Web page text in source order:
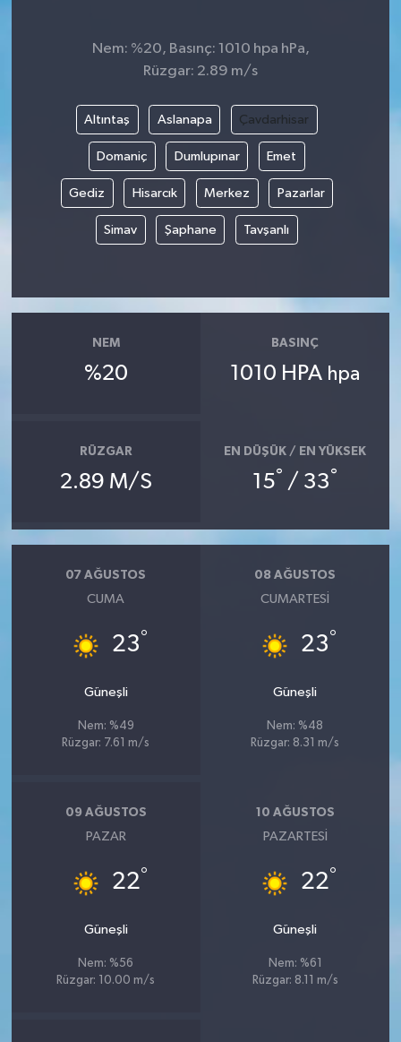
Nem: %20, Basınç: 1010 hpa hPa,
Rüzgar: 2.89 m/s
Altıntaş Aslanapa Çavdarhisar
Domaniç Dumlupınar Emet
Gediz Hisarcık Merkez Pazarlar
Simav Şaphane Tavşanlı
NEM
%20
BASINÇ
1010 HPA hpa
RÜZGAR
2.89 M/S
EN DÜŞÜK / EN YÜKSEK
15° / 33°
07 AĞUSTOS
CUMA
23°
Güneşli
Nem: %49
Rüzgar: 7.61 m/s
08 AĞUSTOS
CUMARTESI
23°
Güneşli
Nem: %48
Rüzgar: 8.31 m/s
09 AĞUSTOS
PAZAR
22°
Güneşli
Nem: %56
Rüzgar: 10.00 m/s
10 AĞUSTOS
PAZARTESI
22°
Güneşli
Nem: %61
Rüzgar: 8.11 m/s
Politika
Siyaset
Spor